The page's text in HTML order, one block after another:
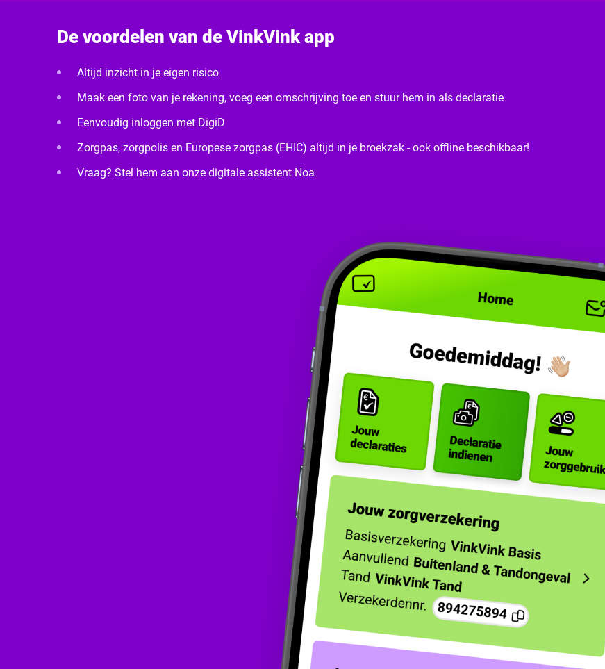
De voordelen van de VinkVink app
Altijd inzicht in je eigen risico
Maak een foto van je rekening, voeg een omschrijving toe en stuur hem in als declaratie
Eenvoudig inloggen met DigiD
Zorgpas, zorgpolis en Europese zorgpas (EHIC) altijd in je broekzak - ook offline beschikbaar!
Vraag? Stel hem aan onze digitale assistent Noa